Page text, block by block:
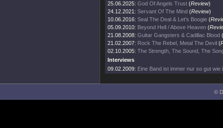
25.06.2025: God Of Angels Trust (Review)
24.12.2021: Servant Of The Mind (Review)
10.06.2016: Seal The Deal & Let's Boogie (
05.09.2010: Beyond Hell / Above Heaven (
21.08.2008: Guitar Gangsters & Cadillac Blood (
21.02.2007: Rock The Rebel, Metal The Devil (
02.10.2005: The Strength, The Sound, The
Interviews
09.02.2009: Eine Band ist immer nur so gut wie
©